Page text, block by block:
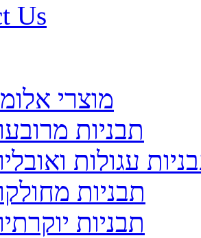
Us
מוצרי
תבניות
עגולות
תבניות
תבניות